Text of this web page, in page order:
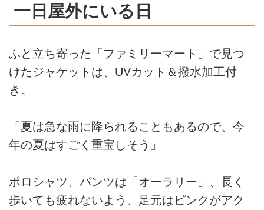
一日屋外にいる日
ふと立ち寄った「ファミリーマート」で見つ
けたジャケットは、UVカット＆撥水加工付
き。
「夏は急な雨に降られることもあるので、今
年の夏はすごく重宝しそう」
ポロシャツ、パンツは「オーラリー」、長く
歩いても疲れないよう、足元はピンクがアク